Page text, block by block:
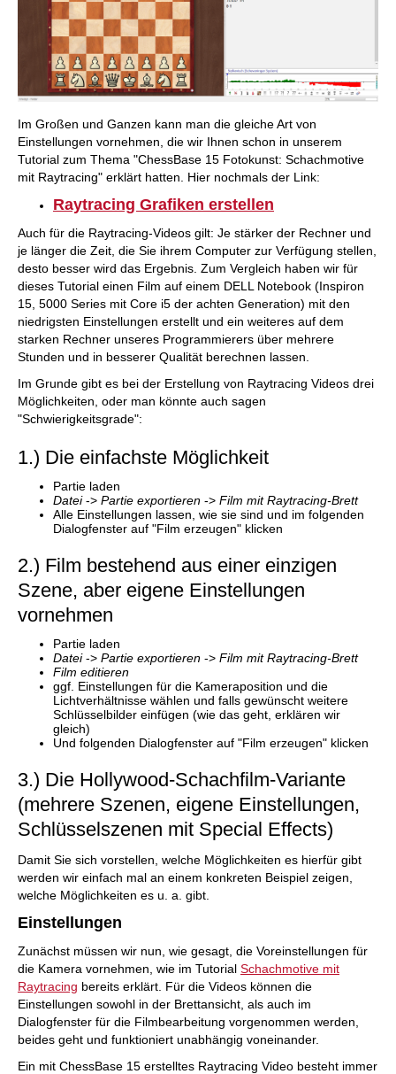
Im Großen und Ganzen kann man die gleiche Art von
Einstellungen vornehmen, die wir Ihnen schon in unserem
Tutorial zum Thema "ChessBase 15 Fotokunst: Schachmotive
mit Raytracing" erklärt hatten. Hier nochmals der Link:
Raytracing Grafiken erstellen
Auch für die Raytracing-Videos gilt: Je stärker der Rechner und
je länger die Zeit, die Sie ihrem Computer zur Verfügung stellen,
desto besser wird das Ergebnis. Zum Vergleich haben wir für
dieses Tutorial einen Film auf einem DELL Notebook (Inspiron
15, 5000 Series mit Core i5 der achten Generation) mit den
niedrigsten Einstellungen erstellt und ein weiteres auf dem
starken Rechner unseres Programmierers über mehrere
Stunden und in besserer Qualität berechnen lassen.
Im Grunde gibt es bei der Erstellung von Raytracing Videos drei
Möglichkeiten, oder man könnte auch sagen
"Schwierigkeitsgrade":
1.) Die einfachste Möglichkeit
Partie laden
Datei-> Partie exportieren -> Film mit Raytracing-Brett
Alle Einstellungen lassen, wie sie sind und im folgenden
Dialogfenster auf "Film erzeugen" klicken
2.) Film bestehend aus einer einzigen
Szene, aber eigene Einstellungen
vornehmen
Partie laden
Datei-> Partie exportieren -> Film mit Raytracing-Brett
Film editieren
ggf. Einstellungen für die Kameraposition und die
Lichtverhältnisse wählen und falls gewünscht weitere
Schlüsselbilder einfügen (wie das geht, erklären wir
gleich)
Und folgenden Dialogfenster auf "Film erzeugen" klicken
3.) Die Hollywood-Schachfilm-Variante
(mehrere Szenen, eigene Einstellungen,
Schlüsselszenen mit Special Effects)
Damit Sie sich vorstellen, welche Möglichkeiten es hierfür gibt
werden wir einfach mal an einem konkreten Beispiel zeigen,
welche Möglichkeiten es u. a. gibt.
Einstellungen
Zunächst müssen wir nun, wie gesagt, die Voreinstellungen für
die Kamera vornehmen, wie im Tutorial Schachmotive mit
Raytracing bereits erklärt. Für die Videos können die
Einstellungen sowohl in der Brettansicht, als auch im
Dialogfenster für die Filmbearbeitung vorgenommen werden,
beides geht und funktioniert unabhängig voneinander.
Ein mit ChessBase 15 erstelltes Raytracing Video besteht immer